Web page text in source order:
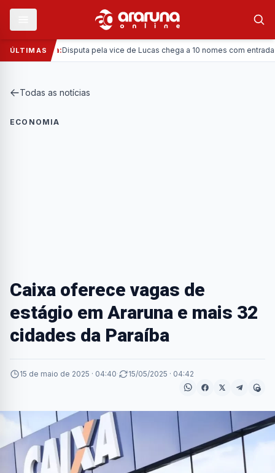
ÚLTIMAS
Política:Disputa pela vice de Lucas chega a 10 nomes com entrada
Todas as notícias
ECONOMIA
Caixa oferece vagas de
estágio em Araruna e mais 32
cidades da Paraíba
15 de maio de 2025 · 04:40· 15/05/2025 · 04:42